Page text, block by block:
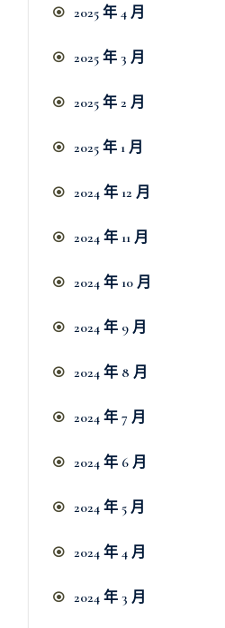
2025 年 4 月
2025 年 3 月
2025 年 2 月
2025 年 1 月
2024 年 12 月
2024 年 11 月
2024 年 10 月
2024 年 9 月
2024 年 8 月
2024 年 7 月
2024 年 6 月
2024 年 5 月
2024 年 4 月
2024 年 3 月